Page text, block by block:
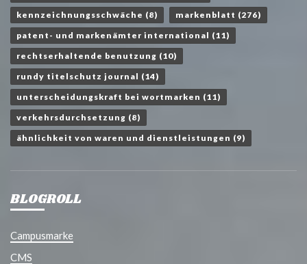
kennzeichnungsschwäche (8) markenblatt (276)
patent- und markenämter international (11)
rechtserhaltende benutzung (10)
rundy titelschutz journal (14)
unterscheidungskraft bei wortmarken (11)
verkehrsdurchsetzung (8)
ähnlichkeit von waren und dienstleistungen (9)
BLOGROLL
Campusmarke
CMS